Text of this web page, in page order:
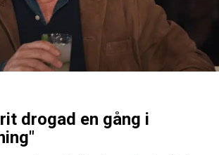
drogad en gång i